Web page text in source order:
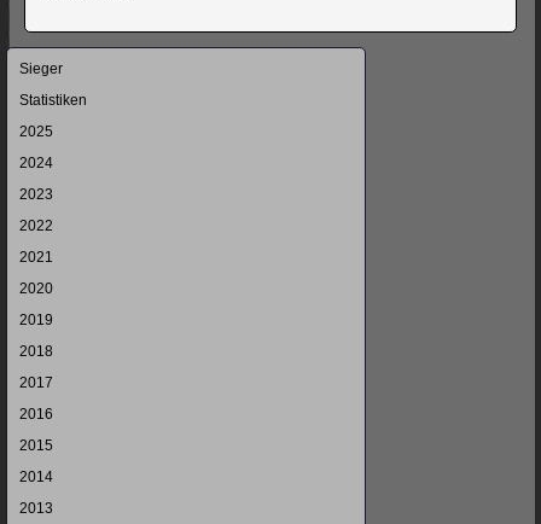
Navigation
Sieger
Statistiken
2025
2024
2023
2022
2021
2020
2019
2018
2017
2016
2015
2014
2013